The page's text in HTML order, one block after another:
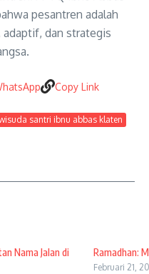
pesantren adalah
dan strategis
Copy Link
santri ibnu abbas klaten
Nama Jalan di
Ramadhan:
Februari 21,